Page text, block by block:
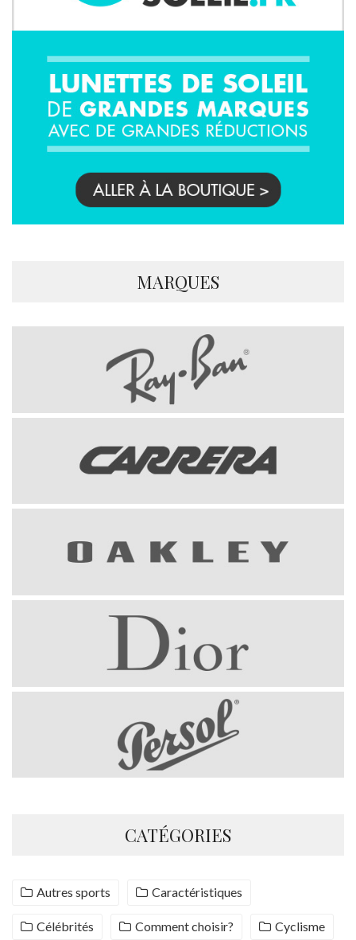
MARQUES
CATÉGORIES
Autres sports Caractéristiques
Célébrités Comment choisir? Cyclisme